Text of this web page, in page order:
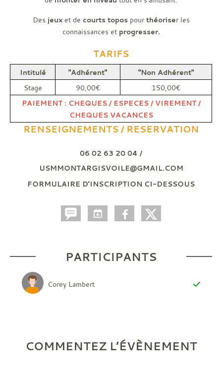
Des jeux et de courts topospourthéoriser les
connaissances et progresser.
TARIFS
Intitulé "Adhérent"
"Non Adhérent"
Stage
90,00€
150,00€
PAIEMENT : CHEQUES / ESPECES / VIREMENT /
CHEQUES VACANCES
RENSEIGNEMENTS / RESERVATION
06 02 63 20 04 /
USMMONTARGISVOILE@GMAIL.COM
FORMULAIRE D'INSCRIPTION CI-DESSOUS
PARTICIPANTS
Corey Lambert
COMMENTEZ L’ÉVÈNEMENT